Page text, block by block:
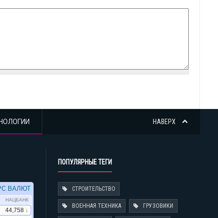
НАВЕРХ
ПОПУЛЯРНЫЕ ТЕГИ
СТРОИТЕЛЬСТВО
ВОЕННАЯ ТЕХНИКА ГРУЗОВИКИ